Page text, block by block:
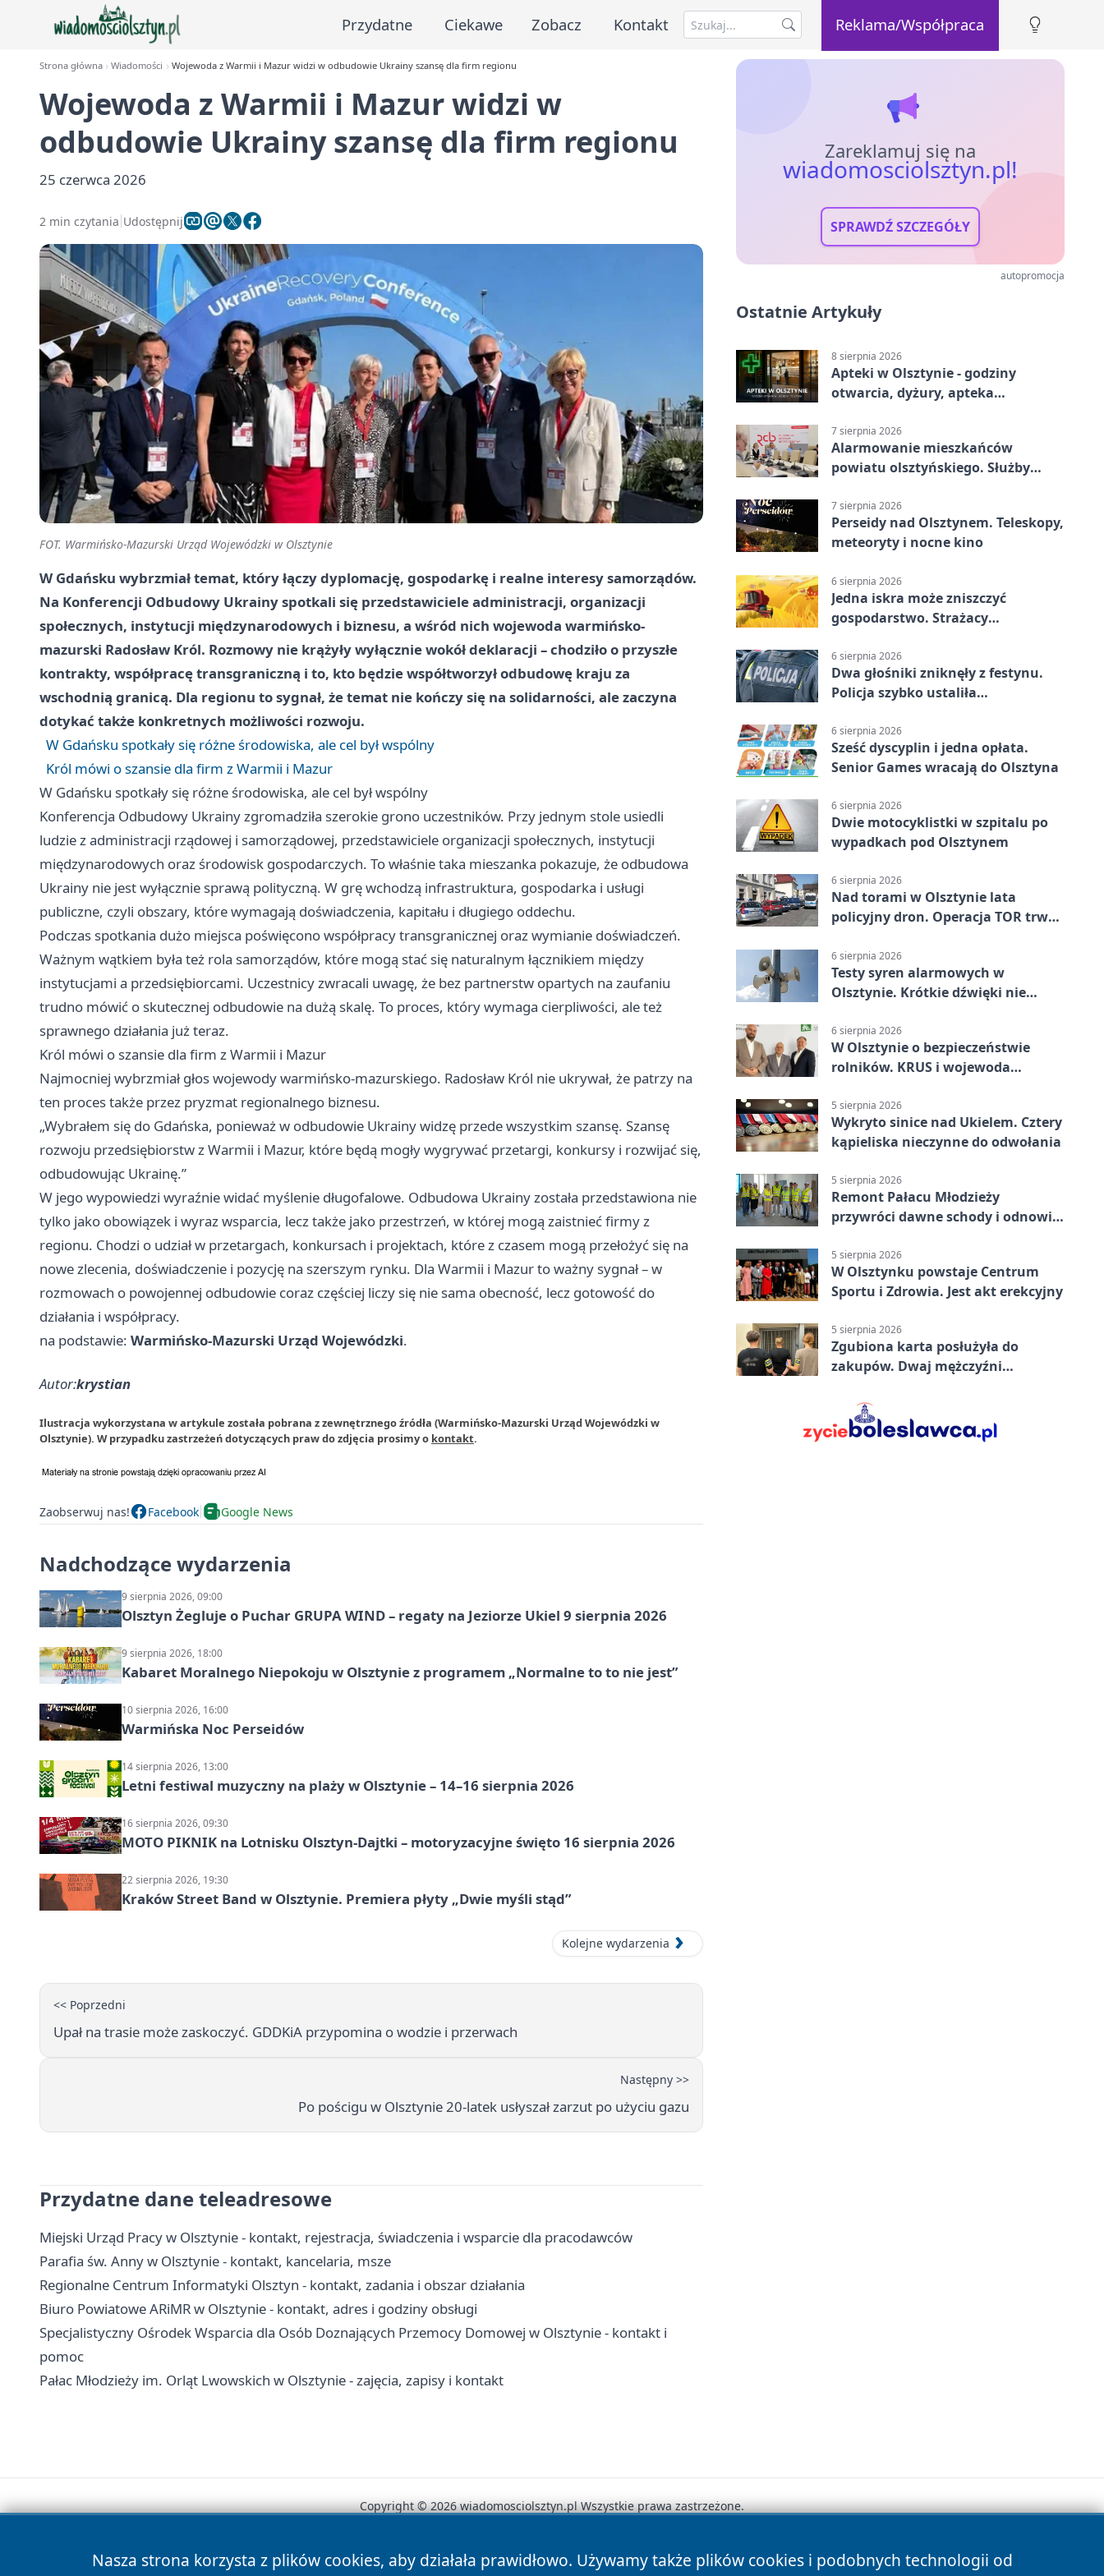
Przydatne Ciekawe Zobacz Kontakt Reklama/Współpraca
Strona główna Wiadomości Wojewoda z Warmii i Mazur widzi w odbudowie Ukrainy szansę dla firm regionu
Wojewoda z Warmii i Mazur widzi w
odbudowie Ukrainy szansę dla firm regionu
25 czerwca 2026
2 min czytania Udostępnij
FOT. Warmińsko-Mazurski Urząd Wojewódzki w Olsztynie
W Gdańsku wybrzmiał temat, który łączy dyplomację, gospodarkę i realne interesy samorządów.
Na Konferencji Odbudowy Ukrainy spotkali się przedstawiciele administracji, organizacji
społecznych, instytucji międzynarodowych i biznesu, a wśród nich wojewoda warmińsko-
mazurski Radosław Król. Rozmowy nie krążyły wyłącznie wokół deklaracji – chodziło o przyszłe
kontrakty, współpracę transgraniczną i to, kto będzie współtworzył odbudowę kraju za
wschodnią granicą. Dla regionu to sygnał, że temat nie kończy się na solidarności, ale zaczyna
dotykać także konkretnych możliwości rozwoju.
W Gdańsku spotkały się różne środowiska, ale cel był wspólny
Król mówi o szansie dla firm z Warmii i Mazur
W Gdańsku spotkały się różne środowiska, ale cel był wspólny
Konferencja Odbudowy Ukrainy zgromadziła szerokie grono uczestników. Przy jednym stole usiedli
ludzie z administracji rządowej i samorządowej, przedstawiciele organizacji społecznych, instytucji
międzynarodowych oraz środowisk gospodarczych. To właśnie taka mieszanka pokazuje, że odbudowa
Ukrainy nie jest wyłącznie sprawą polityczną. W grę wchodzą infrastruktura, gospodarka i usługi
publiczne, czyli obszary, które wymagają doświadczenia, kapitału i długiego oddechu.
Podczas spotkania dużo miejsca poświęcono współpracy transgranicznej oraz wymianie doświadczeń.
Ważnym wątkiem była też rola samorządów, które mogą stać się naturalnym łącznikiem między
instytucjami a przedsiębiorcami. Uczestnicy zwracali uwagę, że bez partnerstw opartych na zaufaniu
trudno mówić o skutecznej odbudowie na dużą skalę. To proces, który wymaga cierpliwości, ale też
sprawnego działania już teraz.
Król mówi o szansie dla firm z Warmii i Mazur
Najmocniej wybrzmiał głos wojewody warmińsko-mazurskiego. Radosław Król nie ukrywał, że patrzy na
ten proces także przez pryzmat regionalnego biznesu.
„Wybrałem się do Gdańska, ponieważ w odbudowie Ukrainy widzę przede wszystkim szansę. Szansę
rozwoju przedsiębiorstw z Warmii i Mazur, które będą mogły wygrywać przetargi, konkursy i rozwijać się,
odbudowując Ukrainę.”
W jego wypowiedzi wyraźnie widać myślenie długofalowe. Odbudowa Ukrainy została przedstawiona nie
tylko jako obowiązek i wyraz wsparcia, lecz także jako przestrzeń, w której mogą zaistnieć firmy z
regionu. Chodzi o udział w przetargach, konkursach i projektach, które z czasem mogą przełożyć się na
nowe zlecenia, doświadczenie i pozycję na szerszym rynku. Dla Warmii i Mazur to ważny sygnał – w
rozmowach o powojennej odbudowie coraz częściej liczy się nie sama obecność, lecz gotowość do
działania i współpracy.
na podstawie: Warmińsko-Mazurski Urząd Wojewódzki.
Autor:krystian
Ilustracja wykorzystana w artykule została pobrana z zewnętrznego źródła (Warmińsko-Mazurski Urząd Wojewódzki w
Olsztynie). W przypadku zastrzeżeń dotyczących praw do zdjęcia prosimy o kontakt.
Zaobserwuj nas! Facebook Google News
Nadchodzące wydarzenia
9 sierpnia 2026, 09:00
Olsztyn Żegluje o Puchar GRUPA WIND – regaty na Jeziorze Ukiel 9 sierpnia 2026
9 sierpnia 2026, 18:00
Kabaret Moralnego Niepokoju w Olsztynie z programem „Normalne to to nie jest”
10 sierpnia 2026, 16:00
Warmińska Noc Perseidów
14 sierpnia 2026, 13:00
Letni festiwal muzyczny na plaży w Olsztynie – 14–16 sierpnia 2026
16 sierpnia 2026, 09:30
MOTO PIKNIK na Lotnisku Olsztyn-Dajtki – motoryzacyjne święto 16 sierpnia 2026
22 sierpnia 2026, 19:30
Kraków Street Band w Olsztynie. Premiera płyty „Dwie myśli stąd”
Kolejne wydarzenia
<< Poprzedni
Upał na trasie może zaskoczyć. GDDKiA przypomina o wodzie i przerwach
Następny >>
Po pościgu w Olsztynie 20-latek usłyszał zarzut po użyciu gazu
Przydatne dane teleadresowe
Miejski Urząd Pracy w Olsztynie - kontakt, rejestracja, świadczenia i wsparcie dla pracodawców
Parafia św. Anny w Olsztynie - kontakt, kancelaria, msze
Regionalne Centrum Informatyki Olsztyn - kontakt, zadania i obszar działania
Biuro Powiatowe ARiMR w Olsztynie - kontakt, adres i godziny obsługi
Specjalistyczny Ośrodek Wsparcia dla Osób Doznających Przemocy Domowej w Olsztynie - kontakt i
pomoc
Pałac Młodzieży im. Orląt Lwowskich w Olsztynie - zajęcia, zapisy i kontakt
Zareklamuj się na
wiadomosciolsztyn.pl!
SPRAWDŹ SZCZEGÓŁY
autopromocja
Ostatnie Artykuły
8 sierpnia 2026
Apteki w Olsztynie - godziny
otwarcia, dyżury, apteka
7 sierpnia 2026
Alarmowanie mieszkańców
powiatu olsztyńskiego. Służby
7 sierpnia 2026
Perseidy nad Olsztynem. Teleskopy,
meteoryty i nocne kino
6 sierpnia 2026
Jedna iskra może zniszczyć
gospodarstwo. Strażacy
6 sierpnia 2026
Dwa głośniki zniknęły z festynu.
Policja szybko ustaliła
6 sierpnia 2026
Sześć dyscyplin i jedna opłata.
Senior Games wracają do Olsztyna
6 sierpnia 2026
Dwie motocyklistki w szpitalu po
wypadkach pod Olsztynem
6 sierpnia 2026
Nad torami w Olsztynie lata
policyjny dron. Operacja TOR trwa
6 sierpnia 2026
Testy syren alarmowych w
Olsztynie. Krótkie dźwięki nie
6 sierpnia 2026
W Olsztynie o bezpieczeństwie
rolników. KRUS i wojewoda
5 sierpnia 2026
Wykryto sinice nad Ukielem. Cztery
kąpieliska nieczynne do odwołania
5 sierpnia 2026
Remont Pałacu Młodzieży
przywróci dawne schody i odnowi
5 sierpnia 2026
W Olsztynku powstaje Centrum
Sportu i Zdrowia. Jest akt erekcyjny
5 sierpnia 2026
Zgubiona karta posłużyła do
zakupów. Dwaj mężczyźni
Nasza strona korzysta z plików cookies, aby działała prawidłowo. Używamy także plików cookies i podobnych technologii od
Copyright © 2026 wiadomosciolsztyn.pl Wszystkie prawa zastrzeżone.
News Autorzy Polityka Prywatności Polityka Cookies